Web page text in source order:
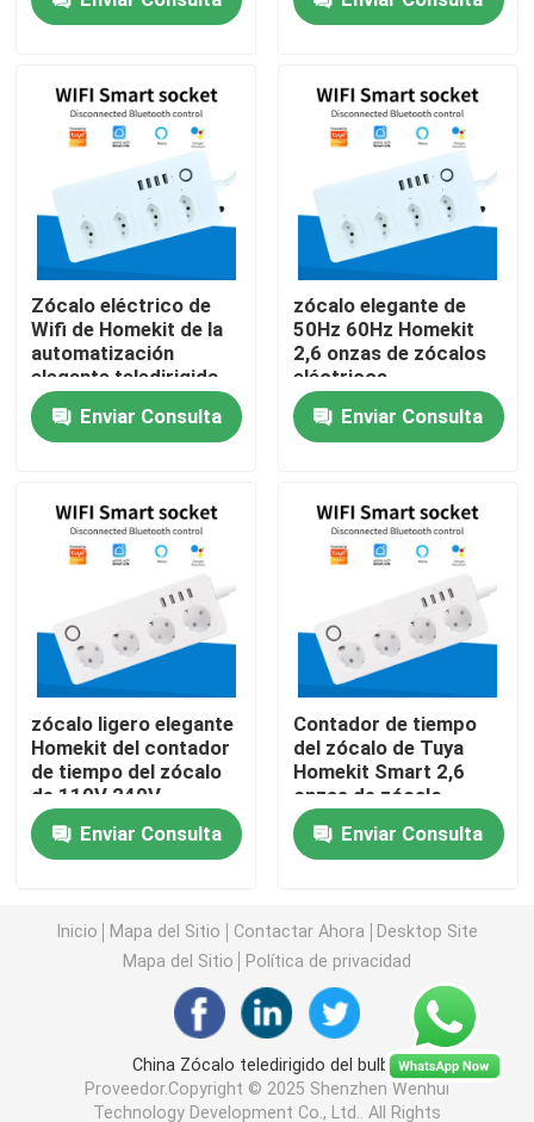
Viaje de la fábrica
Control de calidad
Éntrenos en contacto con
Pida una cita
Interruptor elegante de Homekit
Interruptores inteligentes WiFi
Interruptor inteligente Zigbee
Interruptor teledirigido inalámbrico
Interruptor del tacto de Zigbee
Zócalo elegante de Wifi
Zócalo elegante de Homekit
Interruptor inalámbrico autopropulsado
Sensor de alarma inteligente
zócalo del enchufe
Zócalo eléctrico de
Wifi de Homekit de la
automatización
elegante teledirigida
del zócalo
Enviar Consulta
zócalo elegante de
50Hz 60Hz Homekit
2,6 onzas de zócalos
eléctricos
teledirigidos del USB
Enviar Consulta
zócalo ligero elegante
Homekit del contador
de tiempo del zócalo
de 110V 240V
Homekit Smart
Enviar Consulta
Contador de tiempo
del zócalo de Tuya
Homekit Smart 2,6
onzas de zócalo
teledirigido del bulbo
Enviar Consulta
Inicio Mapa del Sitio Contactar Ahora
Desktop Site
Mapa del Sitio
Política de privacidad
China Zócalo teledirigido del bulbo
Proveedor.Copyright © 2025 Shenzhen Wenhui
Technology Development Co., Ltd.. All Rights